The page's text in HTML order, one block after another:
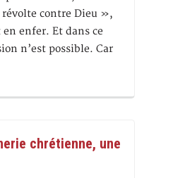
contre Dieu »,
enfer. Et dans ce
n’est possible. Car
chrétienne, une